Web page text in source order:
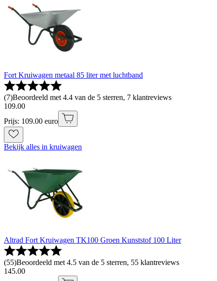
Fort Kruiwagen metaal 85 liter met luchtband
(7)Beoordeeld met 4.4 van de 5 sterren, 7 klantreviews
109.00
Prijs: 109.00 euro
Bekijk alles in kruiwagen
Altrad Fort Kruiwagen TK100 Groen Kunststof 100 Liter
(55)Beoordeeld met 4.5 van de 5 sterren, 55 klantreviews
145.00